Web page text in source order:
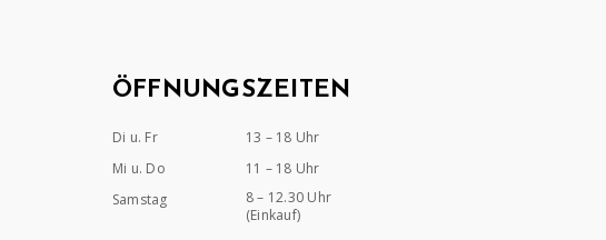
ÖFFNUNGSZEITEN
Di u. Fr
13 – 18 Uhr
Mi u. Do
11 – 18 Uhr
Samstag
8 – 12.30 Uhr
(Einkauf)